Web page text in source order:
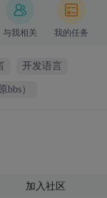
与我相关 我的任务
开发语言
bbs）
加入社区